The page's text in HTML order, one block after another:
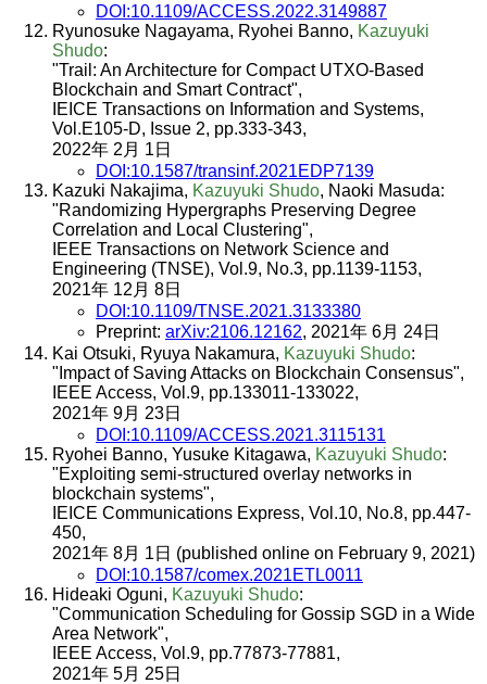
DOI:10.1109/ACCESS.2022.3149887
Ryunosuke Nagayama, Ryohei Banno, Kazuyuki
Shudo:
"Trail: An Architecture for Compact UTXO-Based
Blockchain and Smart Contract",
IEICE Transactions on Information and Systems,
Vol.E105-D, Issue 2, pp.333-343,
2022年 2月 1日
DOI:10.1587/transinf.2021EDP7139
Kazuki Nakajima, Kazuyuki Shudo, Naoki Masuda:
"Randomizing Hypergraphs Preserving Degree
Correlation and Local Clustering",
IEEE Transactions on Network Science and
Engineering (TNSE), Vol.9, No.3, pp.1139-1153,
2021年 12月 8日
DOI:10.1109/TNSE.2021.3133380
Preprint: arXiv:2106.12162, 2021年 6月 24日
Kai Otsuki, Ryuya Nakamura, Kazuyuki Shudo:
"Impact of Saving Attacks on Blockchain Consensus",
IEEE Access, Vol.9, pp.133011-133022,
2021年 9月 23日
DOI:10.1109/ACCESS.2021.3115131
Ryohei Banno, Yusuke Kitagawa, Kazuyuki Shudo:
"Exploiting semi-structured overlay networks in
blockchain systems",
IEICE Communications Express, Vol.10, No.8, pp.447-
450,
2021年 8月 1日 (published online on February 9, 2021)
DOI:10.1587/comex.2021ETL0011
Hideaki Oguni, Kazuyuki Shudo:
"Communication Scheduling for Gossip SGD in a Wide
Area Network",
IEEE Access, Vol.9, pp.77873-77881,
2021年 5月 25日